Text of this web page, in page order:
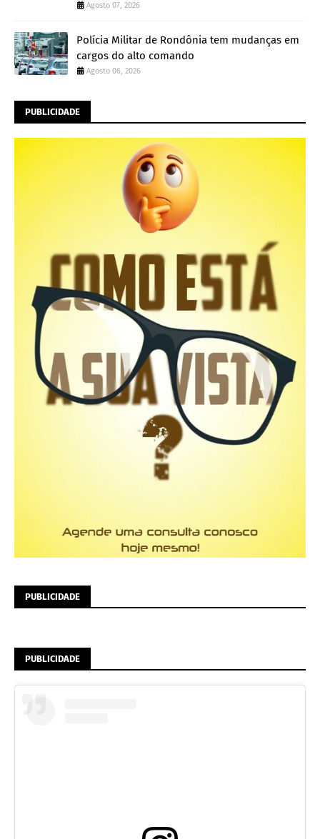
Agosto 07, 2026
Polícia Militar de Rondônia tem mudanças em
cargos do alto comando
Agosto 06, 2026
PUBLICIDADE
PUBLICIDADE
PUBLICIDADE